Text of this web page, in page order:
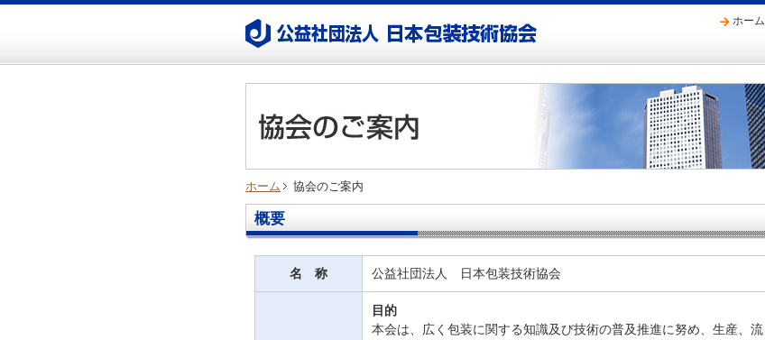
ホーム
ホーム 協会のご案内
概要
名 称 公益社団法人 日本包装技術協会
目的
本会は、広く包装に関する知識及び技術の普及推進に努め、生産、流